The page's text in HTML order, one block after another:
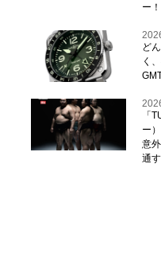
ー！
ど
く
「
ー
意
通